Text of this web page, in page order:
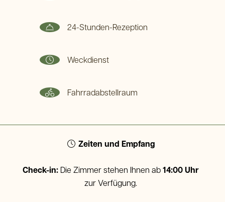
24-Stunden-Rezeption
Weckdienst
Fahrradabstellraum
Zeiten und Empfang
Check-in:Die Zimmer stehen Ihnen ab14:00 Uhr
zur Verfügung.